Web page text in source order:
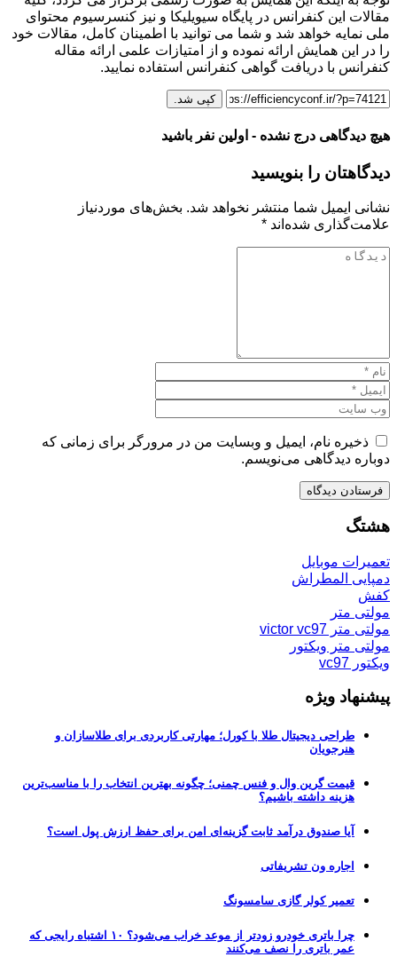
مقالات این کنفرانس در پایگاه سیویلیکا و نیز کنسرسیوم محتوای
ملی نمایه خواهد شد و شما می توانید با اطمینان کامل، مقالات خود
را در این همایش ارائه نموده و از امتیازات علمی ارائه مقاله
کنفرانس با دریافت گواهی کنفرانس استفاده نمایید.
کپی شد.
هیچ دیدگاهی درج نشده - اولین نفر باشید
دیدگاهتان را بنویسید
نشانی ایمیل شما منتشر نخواهد شد. بخش‌های موردنیاز
علامت‌گذاری شده‌اند *
ذخیره نام، ایمیل و وبسایت من در مرورگر برای زمانی که
دوباره دیدگاهی می‌نویسم.
هشتگ
تعمیرات موبایل
دمپایی المطراش
کفش
مولتی متر
مولتی متر victor vc97
مولتی متر ویکتور
ویکتور vc97
پیشنهاد ویژه
طراحی دیجیتال طلا با کورل؛ مهارتی کاربردی برای طلاسازان و
هنرجویان
قیمت گرین وال و فنس چمنی؛ چگونه بهترین انتخاب را با مناسب‌ترین
هزینه داشته باشیم؟
آیا صندوق درآمد ثابت گزینه‌ای امن برای حفظ ارزش پول است؟
اجاره ون تشریفاتی
تعمیر کولر گازی سامسونگ
چرا باتری خودرو زودتر از موعد خراب می‌شود؟ ۱۰ اشتباه رایجی که
عمر باتری را نصف می‌کنند